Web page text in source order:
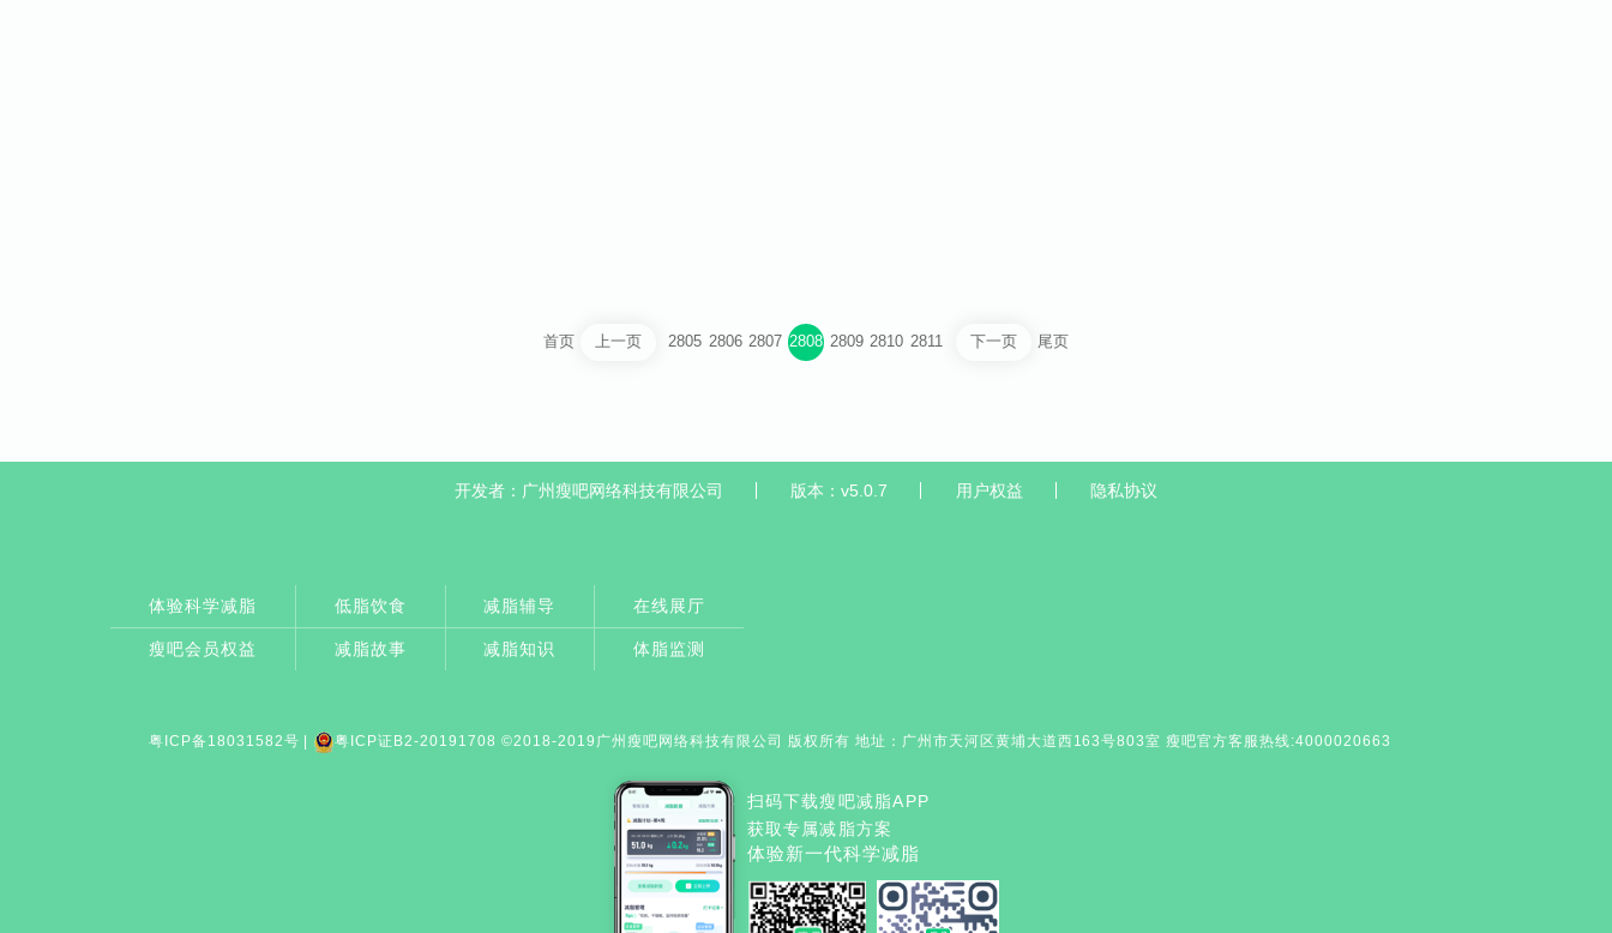
首页
上一页 2805 2806 2807 2808 2809 2810 2811 下一页 尾页
开发者：广州瘦吧网络科技有限公司 版本：v5.0.7 用户权益 隐私协议
体验科学减脂 低脂饮食 减脂辅导 在线展厅
瘦吧会员权益 减脂故事 减脂知识 体脂监测
粤ICP备18031582号 粤ICP证B2-20191708 ©2018-2019广州瘦吧网络科技有限公司 版权所有 地址：广州市天河区黄埔大道西163号803室 瘦吧官方客服热线:4000020663
扫码下载瘦吧减脂APP
获取专属减脂方案
体验新一代科学减脂